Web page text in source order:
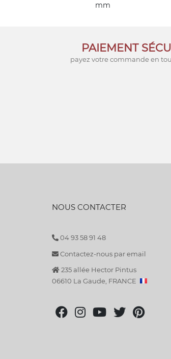
mm
PAIEMENT
payez votre commande en
NOUS CONTACTER
04 93 58 91 48
Contactez-nous par email
235 allée Hector Pintus
06610 La Gaude, FRANCE